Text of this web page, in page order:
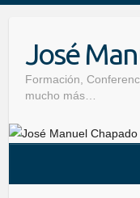
José
Formación,
mucho más…